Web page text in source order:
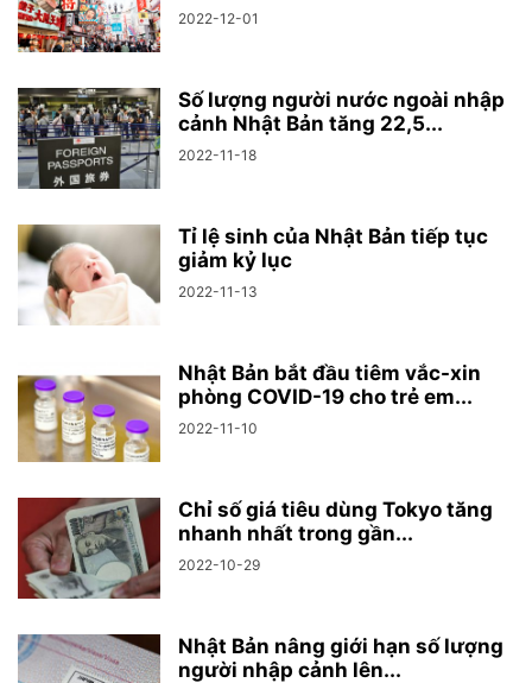
2022-12-01
Số lượng người nước ngoài nhập
cảnh Nhật Bản tăng 22,5...
2022-11-18
Tỉ lệ sinh của Nhật Bản tiếp tục
giảm kỷ lục
2022-11-13
Nhật Bản bắt đầu tiêm vắc-xin
phòng COVID-19 cho trẻ em...
2022-11-10
Chỉ số giá tiêu dùng Tokyo tăng
nhanh nhất trong gần...
2022-10-29
Nhật Bản nâng giới hạn số lượng
người nhập cảnh lên...